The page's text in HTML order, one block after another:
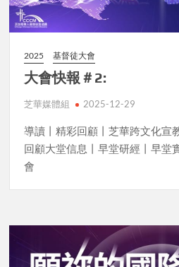
2025 基督徒大會
大會快報＃2:
芝華媒體組 2025-12-29
導讀丨精彩回顧丨芝華跨文化宣
回顧大堂信息丨早堂研經丨早堂
會